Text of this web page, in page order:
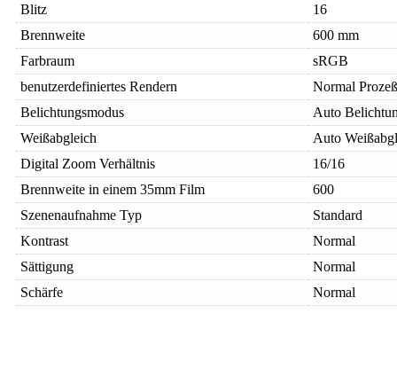
Blitz
16
Brennweite
600 mm
Farbraum
sRGB
benutzerdefiniertes Rendern
Normal Prozeß
Belichtungsmodus
Auto
Weißabgleich
Auto
Digital Zoom Verhältnis
16/16
Brennweite in einem 35mm Film
600
Szenenaufnahme Typ
Standard
Kontrast
Normal
Sättigung
Normal
Schärfe
Normal